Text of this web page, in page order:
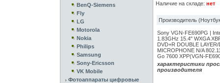
BenQ-Siemens
Fly
LG
Motorola
Nokia
Philips
Samsung
Sony-Ericsson
VK Mobile
Фотоаппараты цифровые
Наличие на складе: нет
Производитель
Sony VGN-FE690PG |
1.83GHz 15.4" WXGA
DVD+R DOUBLE
MICROPHONE N/A
Go 7600 XPP(VGN-
характеристики
производителя